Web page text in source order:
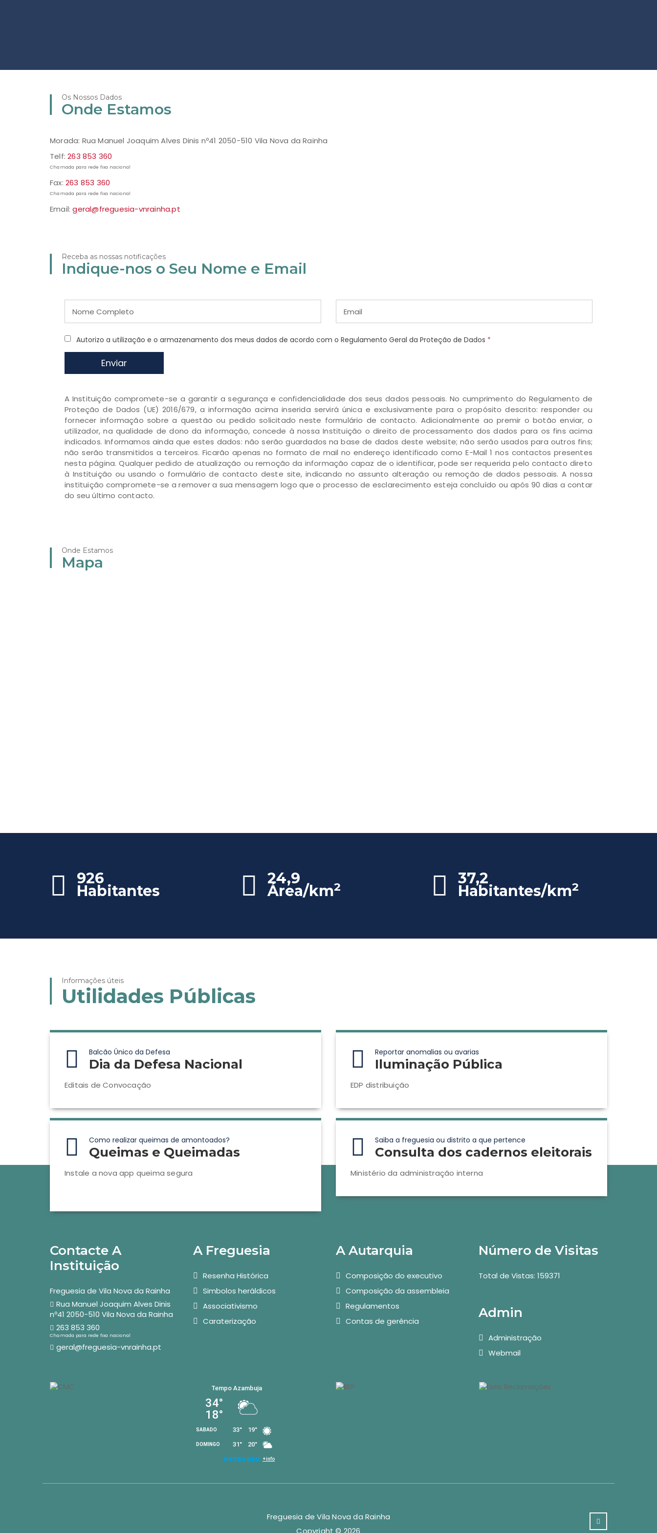
Os Nossos Dados
Onde Estamos
Morada: Rua Manuel Joaquim Alves Dinis nº41 2050-510 Vila Nova da Rainha
Telf:263 853 360
Chamada para rede fixa nacional
Fax: 263 853 360
Chamada para rede fixa nacional
Email:geral@freguesia-vnrainha.pt
Receba as nossas notificações
Indique-nos o Seu Nome e Email
Autorizo a utilização e o armazenamento dos meus dados de acordo com o Regulamento Geral da Proteção de Dados *
Enviar
A Instituição compromete-se a garantir a segurança e confidencialidade dos seus dados pessoais. No cumprimento do Regulamento de
Proteção de Dados (UE) 2016/679, a informação acima inserida servirá única e exclusivamente para o propósito descrito: responder ou
fornecer informação sobre a questão ou pedido solicitado neste formulário de contacto. Adicionalmente ao premir o botão enviar, o
utilizador, na qualidade de dono da informação, concede à nossa Instituição o direito de processamento dos dados para os fins acima
indicados. Informamos ainda que estes dados: não serão guardados na base de dados deste website; não serão usados para outros fins;
não serão transmitidos a terceiros. Ficarão apenas no formato de mail no endereço identificado como E-Mail 1 nos contactos presentes
nesta página. Qualquer pedido de atualização ou remoção da informação capaz de o identificar, pode ser requerida pelo contacto direto
à Instituição ou usando o formulário de contacto deste site, indicando no assunto alteração ou remoção de dados pessoais. A nossa
instituição compromete-se a remover a sua mensagem logo que o processo de esclarecimento esteja concluído ou após 90 dias a contar
do seu último contacto.
Onde Estamos
Mapa
926
Habitantes
24,9
Área/km2 37,2
Habitantes/km2
Informações úteis
Utilidades Públicas
Balcão Único da Defesa
Dia da Defesa Nacional
Editais de Convocação
Reportar anomalias ou avarias
Iluminação Pública
EDP distribuição
Como realizar queimas de amontoados?
Queimas e Queimadas
Instale a nova app queima segura
Saiba a freguesia ou distrito a que pertence
Consulta dos cadernos eleitorais
Ministério da administração interna
Contacte A
Instituição
Freguesia de Vila Nova da Rainha
Rua Manuel Joaquim Alves Dinis
nº41 2050-510 Vila Nova da Rainha
263 853 360
Chamada para rede fixa nacional
geral@freguesia-vnrainha.pt
A Freguesia
Resenha Histórica
Simbolos heráldicos
Associativismo
Caraterização
A Autarquia
Composição do executivo
Composição da assembleia
Regulamentos
Contas de gerência
Número de Visitas
Total de Vistas: 159371
Admin
Administração
Webmail
Freguesia de Vila Nova da Rainha
Copyright © 2026